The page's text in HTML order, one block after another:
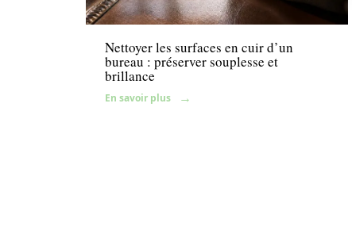
Décoration Interieure
Nettoyer les surfaces en cuir d’un
bureau : préserver souplesse et
brillance
En savoir plus